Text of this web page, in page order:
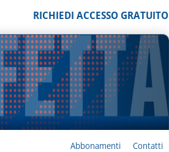
RICHIEDI ACCESSO GRATUITO
Abbonamenti Contatti